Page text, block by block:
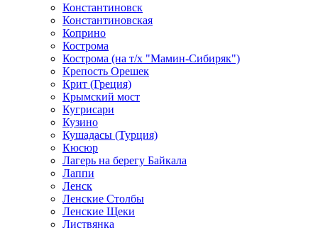
Константиновск
Константиновская
Коприно
Кострома
Кострома (на т/х "Мамин-Сибиряк")
Крепость Орешек
Крит (Греция)
Крымский мост
Кугрисари
Кузино
Кушадасы (Турция)
Кюсюр
Лагерь на берегу Байкала
Лаппи
Ленск
Ленские Столбы
Ленские Щеки
Листвянка